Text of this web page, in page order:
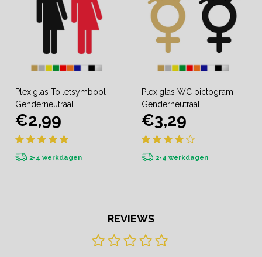
Plexiglas Toiletsymbool
Genderneutraal
€2,99
2-4 werkdagen
Plexiglas WC pictogram
Genderneutraal
€3,29
2-4 werkdagen
REVIEWS